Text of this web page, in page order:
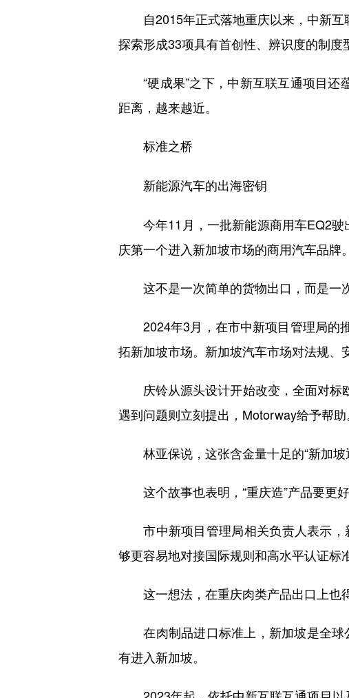
自2015年正式落地重庆以来，中新互
探索形成33项具有首创性、辨识度的制度
“硬成果”之下，中新互联互通项目还蕴
距离，越来越近。
标准之桥
新能源汽车的出海密钥
今年11月，一批新能源商用车EQ2驶
庆第一个进入新加坡市场的商用汽车品牌。
这不是一次简单的货物出口，而是一次
2024年3月，在市中新项目管理局的
拓新加坡市场。新加坡汽车市场对法规、
庆铃从源头设计开始改变，全面对标
遇到问题则立刻提出，Motorway给予帮
林亚保说，这张含金量十足的“新加坡
这个故事也表明，“重庆造”产品要更好
市中新项目管理局相关负责人表示，
够更容易地对接国际规则和高水平认证标
这一想法，在重庆肉类产品出口上也得
在肉制品进口标准上，新加坡是全球
有进入新加坡。